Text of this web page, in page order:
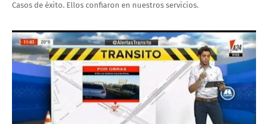
Casos de éxito. Ellos confiaron en nuestros servicios.